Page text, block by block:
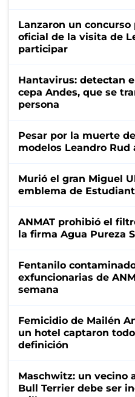
Lanzaron un
oficial de la visita de
participar
Hantavirus: detectan
cepa Andes, que se
persona
Pesar por la muerte
modelos Leandro Rud
Murió el gran Miguel
emblema de
ANMAT prohibió el
la firma Agua Pureza
Fentanilo
exfuncionarias de
semana
Femicidio de Mailén
un hotel captaron
definición
Maschwitz: un vecino
Bull Terrier debe ser